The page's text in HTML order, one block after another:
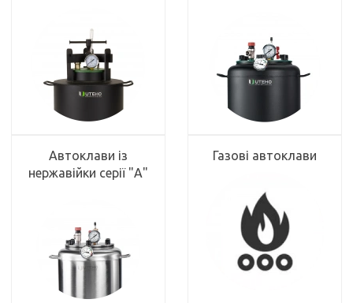
Автоклави із
нержавійки серії "А"
Газові автоклави